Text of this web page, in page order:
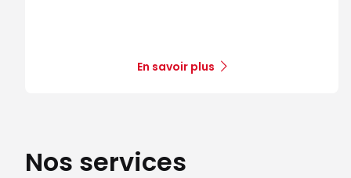
Note de 4.6 sur 5
202 avis
Voir la boutique
En savoir plus
Nos services